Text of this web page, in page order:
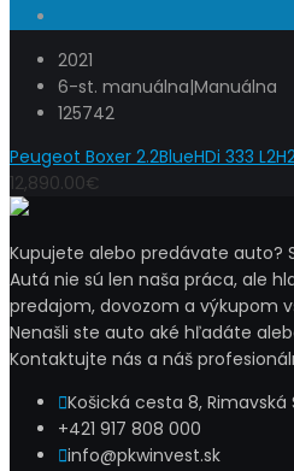
2021
6-st. manuálna|Manuálna
125742
Peugeot Boxer 2.2BlueHDi 333
12,890.00€
Kupujete alebo predávate auto?
Autá nie sú len naša práca, ale
predajom, dovozom a výkupom
Nenašli ste auto aké hľadáte
Kontaktujte nás a náš
Košická cesta 8, Rimavská
+421 917 808 000
info@pkwinvest.sk